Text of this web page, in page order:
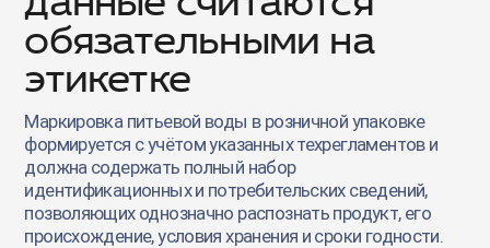
обязательными на
этикетке
Маркировка питьевой воды в розничной упаковке
формируется с учётом указанных техрегламентов и
должна содержать полный набор
идентификационных и потребительских сведений,
позволяющих однозначно распознать продукт, его
происхождение, условия хранения и сроки годности.